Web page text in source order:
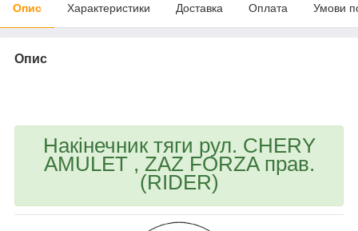
Опис Характеристики Доставка Оплата Умови
Опис
Накінечник тяги рул. CHERY
AMULET , ZAZ FORZA прав.
(RIDER)